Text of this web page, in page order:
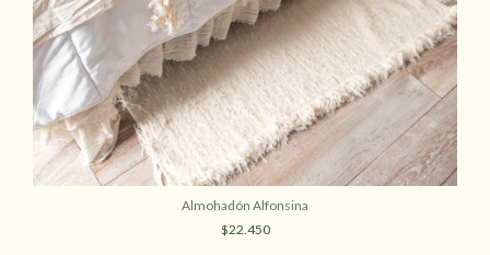
Almohadón Alfonsina
$22.450